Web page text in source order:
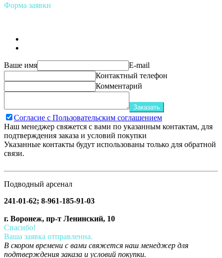
Форма заявки
Ваше имя
E-mail
Контактный телефон
Комментарий
Заказать
Согласие с Пользовательским соглашением
Наш менеджер свяжется с вами по указанным контактам, для
подтверждения заказа и условий покупки
Указанные контакты будут использованы только для обратной
связи.
Подводный арсенал
241-01-62; 8-961-185-91-03
г. Воронеж, пр-т Ленинский, 10
Спасибо!
Ваша заявка отправленна.
В скором времени с вами свяжется наш менеджер для
подтверждения заказа и условий покупки.